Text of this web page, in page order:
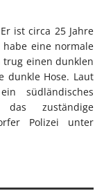
ist circa 25 Jahre
eine normale
trug einen dunklen
dunkle Hose. Laut
südländisches
das zuständige
Polizei unter